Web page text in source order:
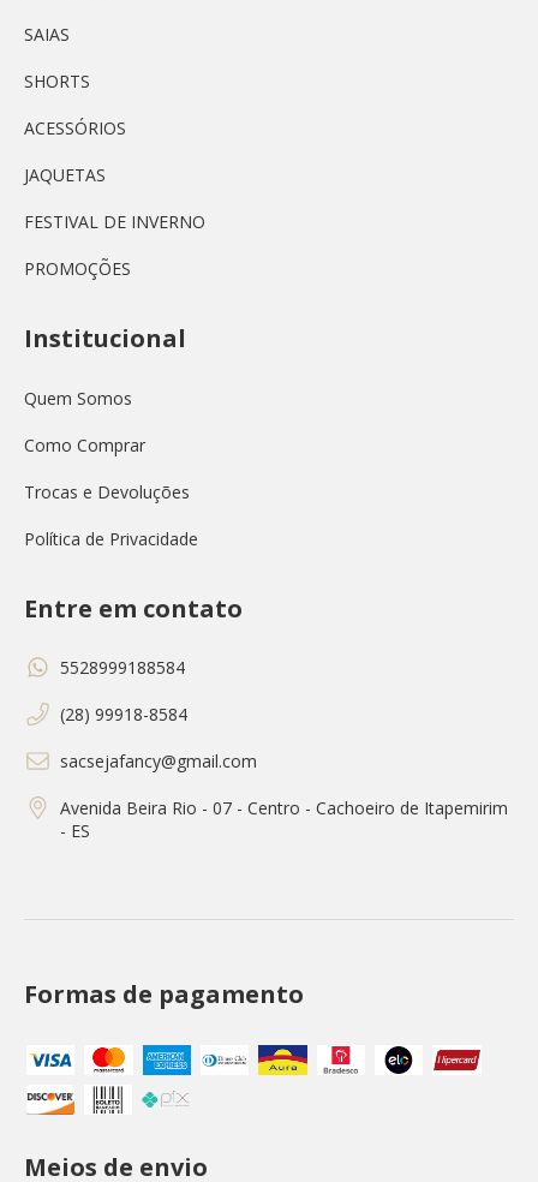
SAIAS
SHORTS
ACESSÓRIOS
JAQUETAS
FESTIVAL DE INVERNO
PROMOÇÕES
Institucional
Quem Somos
Como Comprar
Trocas e Devoluções
Política de Privacidade
Entre em contato
5528999188584
(28) 99918-8584
sacsejafancy@gmail.com
Avenida Beira Rio - 07 - Centro - Cachoeiro de Itapemirim
- ES
Formas de pagamento
Meios de envio